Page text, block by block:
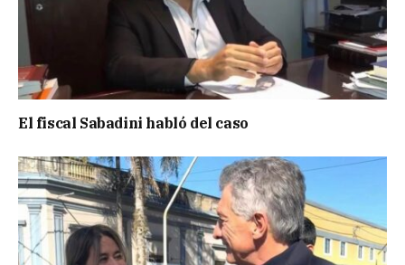
El fiscal Sabadini habló del caso